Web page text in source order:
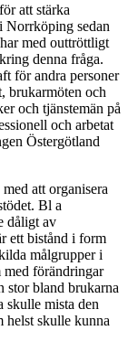
att stärka
Norrköping sedan
med outtröttligt
denna fråga.
för andra personer
brukarmöten och
och tjänstemän på
och arbetat
Östergötland
att organisera
Bl a
dåligt av
ett bistånd i form
målgrupper i
med förändringar
stor bland brukarna
skulle mista den
helst skulle kunna